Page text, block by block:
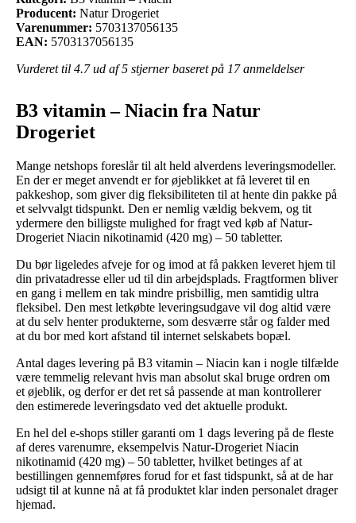
Producent: Natur Drogeriet
Varenummer: 5703137056135
EAN: 5703137056135
Vurderet til 4.7ud af 5 stjerner baseret på 17anmeldelser
B3 vitamin – Niacin fra Natur
Drogeriet
Mange netshops foreslår til alt held alverdens leveringsmodeller.
En der er meget anvendt er for øjeblikket at få leveret til en
pakkeshop, som giver dig fleksibiliteten til at hente din pakke på
et selvvalgt tidspunkt. Den er nemlig vældig bekvem, og tit
ydermere den billigste mulighed for fragt ved køb af Natur-
Drogeriet Niacin nikotinamid (420 mg) – 50 tabletter.
Du bør ligeledes afveje for og imod at få pakken leveret hjem til
din privatadresse eller ud til din arbejdsplads. Fragtformen bliver
en gang i mellem en tak mindre prisbillig, men samtidig ultra
fleksibel. Den mest letkøbte leveringsudgave vil dog altid være
at du selv henter produkterne, som desværre står og falder med
at du bor med kort afstand til internet selskabets bopæl.
Antal dages levering på B3 vitamin – Niacin kan i nogle tilfælde
være temmelig relevant hvis man absolut skal bruge ordren om
et øjeblik, og derfor er det ret så passende at man kontrollerer
den estimerede leveringsdato ved det aktuelle produkt.
En hel del e-shops stiller garanti om 1 dags levering på de fleste
af deres varenumre, eksempelvis Natur-Drogeriet Niacin
nikotinamid (420 mg) – 50 tabletter, hvilket betinges af at
bestillingen gennemføres forud for et fast tidspunkt, så at de har
udsigt til at kunne nå at få produktet klar inden personalet drager
hjemad.